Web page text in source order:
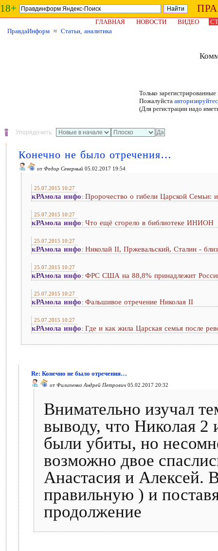
18+
ГЛАВНАЯ НОВОСТИ ВИДЕО
ПравдаИнформ ≈ Статьи, аналитика
Только
Пожалуйста
(Для регистрации надо
Упорядочить:
Конечно не было отречения…
от Федор Северный 05.02.2017 19:54
25.07.2015 10:27
кРАмола инфо : Пророчество о гибели Царской Семьи:
25.07.2015 10:27
кРАмола инфо : Что ещё сгорело в библиотеке ИНИОН
25.07.2015 10:27
кРАмола инфо : Николай II, Пржевальский, Сталин -
25.07.2015 10:27
кРАмола инфо : ФРС США на 88,8% принадлежит
25.07.2015 10:27
кРАмола инфо : Фальшивое отречение Николая II
25.07.2015 10:27
кРАмола инфо : Где и как жила Царская семья после
Re: Конечно не было отречения…
от Филипенко Андрей Петрович 05.02.2017 20:32
Внимательно изучал
выводу, что Николая 2
были убиты, но
возможно двое
Анастасия и Алексей.
правильную ) и
продолжение